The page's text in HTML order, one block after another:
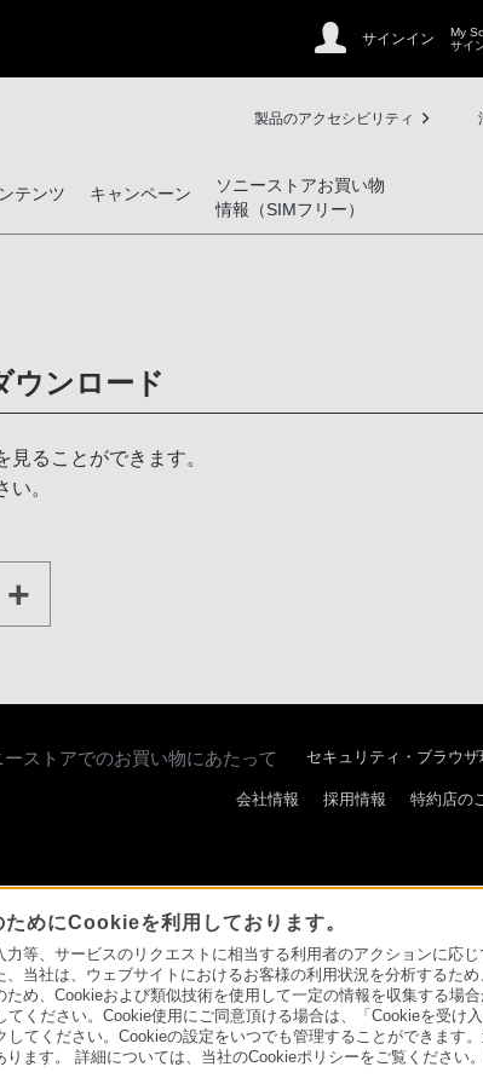
サインイン
My
サイ
製品のアクセシビリティ
テンツ キャンペーン
ソニーストアお買い物
情報（SIMフリー）
ウンロード
ることができます。
。
めにCookieを利用しております。
等、サービスのリクエストに相当する利用者のアクションに応
当社は、ウェブサイトにおけるお客様の利用状況を分析するた
め、Cookieおよび類似技術を使用して一定の情報を収集する場
ください。Cookie使用にご同意頂ける場合は、「Cookieを受け
てください。Cookieの設定をいつでも管理することができます
ます。 詳細については、当社のCookieポリシーをご覧ください
ーストアでのお買い物にあたって セキュリティ・ブラウザ
会社情報 採用情報 特約店の
組み